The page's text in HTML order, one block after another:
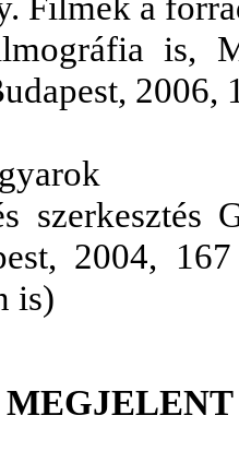
is,
szerkesztés
2004,
is)